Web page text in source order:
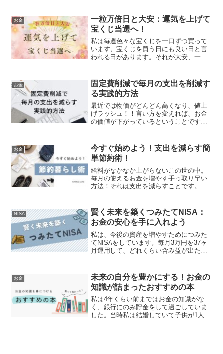
３６歳仕事 医療系の専門職...
お金
一粒万倍日と大安：運気を上げて
宝くじ当選へ！
私は毎週色々な宝くじを一口ずつ買って
います。宝くじを買う日にも良い日と言
われる日があります。それが大安、一粒
のダブル開運日となってます！そして12
月31日も大安...
お金
固定費削減で毎月の支出を削減す
る実践的方法
最近では物価がどんどん高くなり、値上
げラッシュ！！言い方を変えれば、お金
の価値が下がっているということです。
もいると思います。じゃあうすればいい
か。給料を上げるのは難しい...
お金
今すぐ始めよう！支出を減らす簡
単節約術！
給料がなかなか上がらないこの世の中。
毎月の使えるお金を増やす手っ取り早い
方法！それは支出を減らすことです。効
てください。圧倒的に毎月の出費を減ら
せます。特に家族が多い人...
NISA
賢く未来を築くつみたてNISA：
お金の安心を手に入れよう
私は、今後の資産を増やすためにつみた
てNISAをしています。毎月3万円を37ヶ
月運用して、どれくらい含み益が出たの
ください。つみたてNISAとはつみたて
NISAとは...
お金
未来の自分を豊かにする！お金の
知識が詰まったおすすめの本
私は4年くらい前まではお金の知識がな
く、銀行にのみ貯金をして過ごしていま
した。当時私は結婚していて子供が1人い